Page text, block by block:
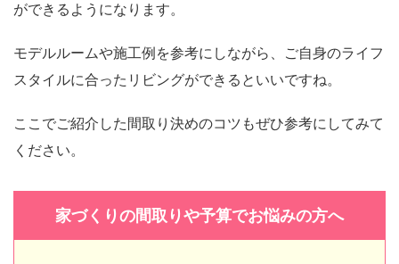
ができるようになります。
モデルルームや施工例を参考にしながら、ご自身のライフ
スタイルに合ったリビングができるといいですね。
ここでご紹介した間取り決めのコツもぜひ参考にしてみて
ください。
家づくりの間取りや予算でお悩みの方へ